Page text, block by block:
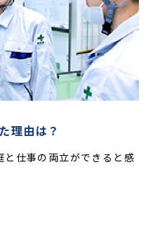
理由は？
仕事の両立ができると感